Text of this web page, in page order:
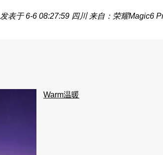
发表于 6-6 08:27:59 四川 来自：荣耀Magic6
Warm温暖